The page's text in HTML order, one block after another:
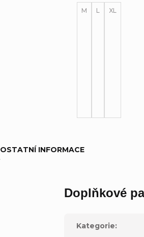
M L XL
OSTATNÍ INFORMACE
Doplňkové
Kategorie: